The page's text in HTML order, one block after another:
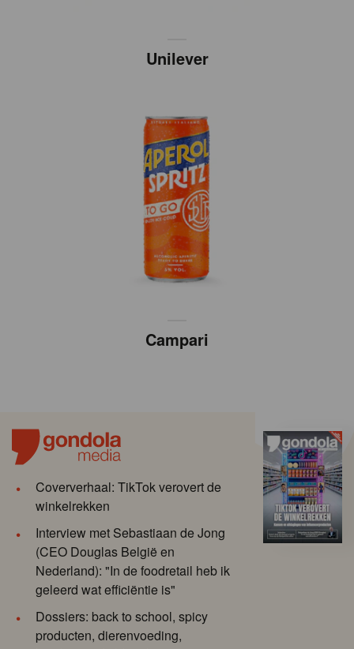
Unilever
Campari
Coververhaal: TikTok verovert de
winkelrekken
Interview met Sebastiaan de Jong
(CEO Douglas België en
Nederland): "In de foodretail heb ik
geleerd wat efficiëntie is"
Dossiers: back to school, spicy
producten, dierenvoeding,